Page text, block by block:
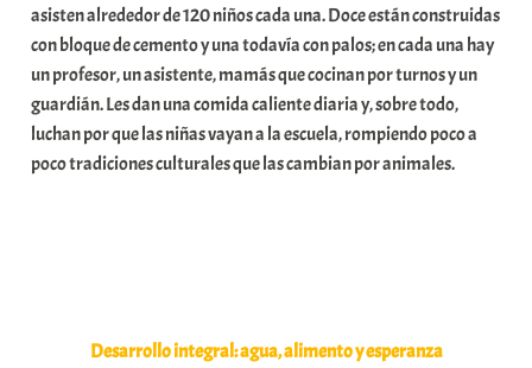
asisten alrededor de 120 niños cada una. Doce están construidas
con bloque de cemento y una todavía con palos; en cada una hay
un profesor, un asistente, mamás que cocinan por turnos y un
guardián. Les dan una comida caliente diaria y, sobre todo,
luchan por que las niñas vayan a la escuela, rompiendo poco a
poco tradiciones culturales que las cambian por animales.
Desarrollo integral: agua, alimento y esperanza